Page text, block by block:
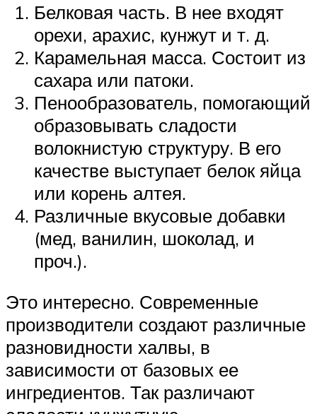
Белковая часть. В нее входят
орехи, арахис, кунжут и т. д.
Карамельная масса. Состоит из
сахара или патоки.
Пенообразователь, помогающий
образовывать сладости
волокнистую структуру. В его
качестве выступает белок яйца
или корень алтея.
Различные вкусовые добавки
(мед, ванилин, шоколад, и
проч.).
Это интересно. Современные
производители создают различные
разновидности халвы, в
зависимости от базовых ее
ингредиентов. Так различают